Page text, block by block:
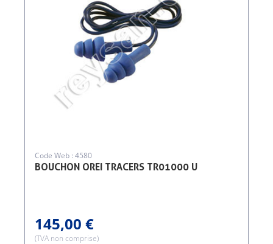
BOUCHON OREI TRACERS TR01000 U
Code Web : 4580
145,00 €
(TVA non comprise)